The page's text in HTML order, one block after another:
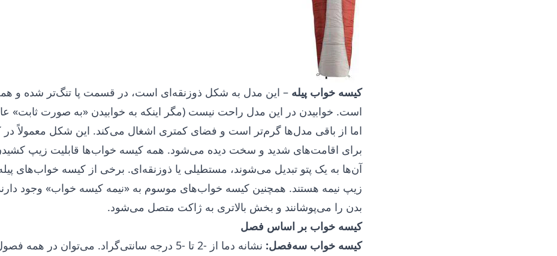
کیسه خواب پیله – این مدل به شکل ذوزنقه‌ای است، در قسمت پا تنگ‌تر شده و
است. خوابیدن در این مدل راحت نیست (مگر اینکه به خوابیدن «به صورت ثابت»
اما از باقی مدل‌ها گرم‌تر است و فضای کمتری اشغال می‌کند. این شکل معمولاً
برای اقامت‌های شدید و سخت دیده می‌شود. همه کیسه خواب‌ها قابلیت زیپ‌ کشیدن
آن‌ها به یک پتو تبدیل می‌شوند، مستطیلی یا ذوزنقه‌ای. برخی از کیسه خواب‌های
زیپ نیمه هستند. همچنین کیسه خواب‌های موسوم به «نیمه کیسه خواب» وجود
بدن را می‌پوشانند و بخش بالاتری به ژاکت متصل می‌شود.
کیسه خواب بر اساس فصل
کیسه خواب سه‌فصل:
نشانه دما از -2 تا -5 درجه سانتی‌گراد. می‌توان در